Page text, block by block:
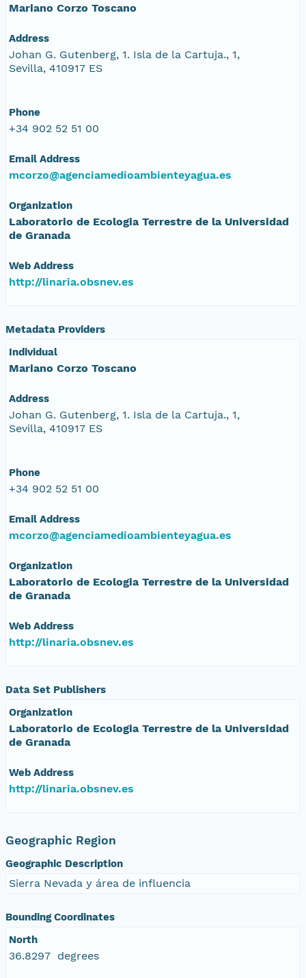
Mariano Corzo Toscano
Address
Johan G. Gutenberg, 1. Isla de la Cartuja., 1,
Sevilla, 410917 ES
Phone
+34 902 52 51 00
Email Address
mcorzo@agenciamedioambienteyagua.es
Organization
Laboratorio de Ecologia Terrestre de la Universidad
de Granada
Web Address
http://linaria.obsnev.es
Metadata Providers
Individual
Mariano Corzo Toscano
Address
Johan G. Gutenberg, 1. Isla de la Cartuja., 1,
Sevilla, 410917 ES
Phone
+34 902 52 51 00
Email Address
mcorzo@agenciamedioambienteyagua.es
Organization
Laboratorio de Ecologia Terrestre de la Universidad
de Granada
Web Address
http://linaria.obsnev.es
Data Set Publishers
Organization
Laboratorio de Ecologia Terrestre de la Universidad
de Granada
Web Address
http://linaria.obsnev.es
Geographic Region
Geographic Description
Sierra Nevada y área de influencia
Bounding Coordinates
North
36.8297 degrees